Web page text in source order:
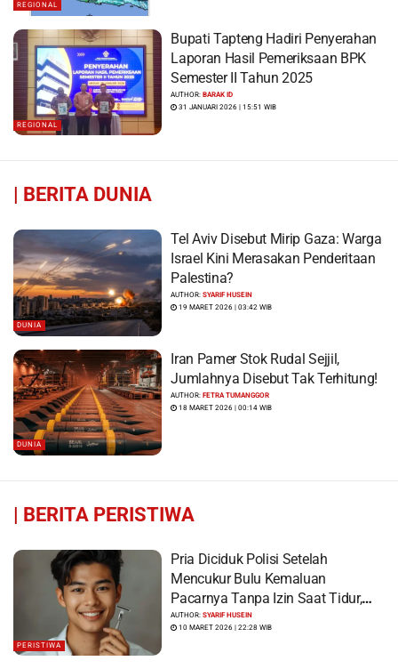
REGIONAL
REGIONAL
Bupati Tapteng Hadiri Penyerahan
Laporan Hasil Pemeriksaan BPK
Semester II Tahun 2025
AUTHOR:BARAK ID
31 JANUARI 2026 | 15:51 WIB
| BERITA DUNIA
DUNIA
Tel Aviv Disebut Mirip Gaza: Warga
Israel Kini Merasakan Penderitaan
Palestina?
AUTHOR:SYARIF HUSEIN
19 MARET 2026 | 03:42 WIB
DUNIA
Iran Pamer Stok Rudal Sejjil,
Jumlahnya Disebut Tak Terhitung!
AUTHOR:FETRA TUMANGGOR
18 MARET 2026 | 00:14 WIB
| BERITA PERISTIWA
PERISTIWA
Pria Diciduk Polisi Setelah
Mencukur Bulu Kemaluan
Pacarnya Tanpa Izin Saat Tidur,
Korban Syok Saat Terbangun
AUTHOR:SYARIF HUSEIN
10 MARET 2026 | 22:28 WIB